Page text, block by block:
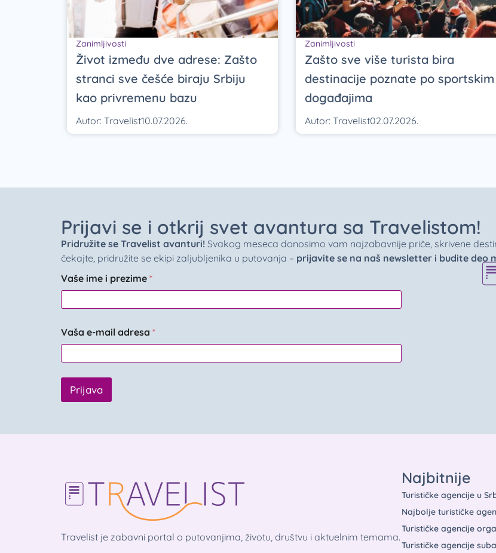
Zanimljivosti
Život između dve adrese: Zašto
stranci sve češće biraju Srbiju
kao privremenu bazu
Autor: Travelist10.07.2026.
Zanimljivosti
Zašto sve više turista bira
destinacije poznate po sportskim
događajima
Autor: Travelist02.07.2026.
Prijavi se i otkrij svet avantura sa Travelistom!
Pridružite se Travelist avanturi! Svakog meseca donosimo vam najzabavnije priče, skrivene
čekajte, pridružite se ekipi zaljubljenika u putovanja – prijavite se na naš newsletter i budite deo
Vaše ime i prezime *
Vaša e-mail adresa *
Prijava
Travelist je zabavni portal o putovanjima, životu, društvu i aktuelnim temama.
Najbitnije
Turističke agencije u
Najbolje turističke
Turističke agencije
Turističke agencije